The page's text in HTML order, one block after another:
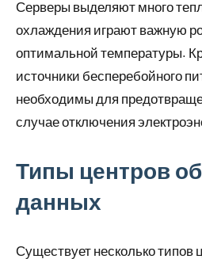
Серверы выделяют много
охлаждения играют важную
оптимальной температуры.
источники бесперебойного
необходимы для
случае отключения
Типы центров
данных
Существует несколько типов